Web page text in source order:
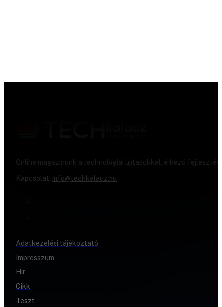
Online magazinunk a technológiai újításokkal, érkező
Kapcsolat: info@techkalauz.hu
Adatkezelési tájékoztató
Impresszum
Hír
Cikk
Teszt